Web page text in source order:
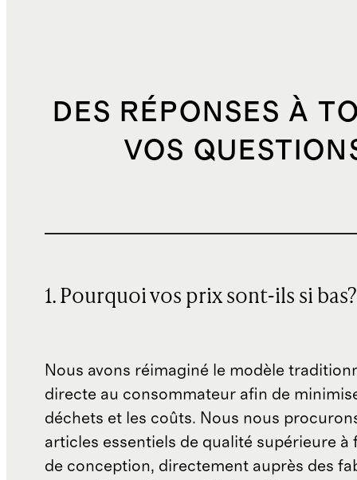
DES RÉPONSES À
VOS
1. Pourquoi vos prix sont-ils si bas?
Nous avons réimaginé le modèle
directe au consommateur afin de
déchets et les coûts. Nous nous
articles essentiels de qualité supérieure à
de conception, directement auprès des